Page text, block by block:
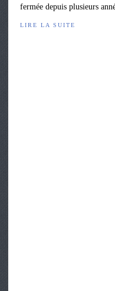
fermée depuis plusieurs
LIRE LA SUITE